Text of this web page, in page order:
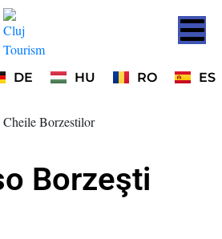
DE HU RO ES
Borzeşti